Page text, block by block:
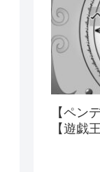
【ペン
【遊戯王